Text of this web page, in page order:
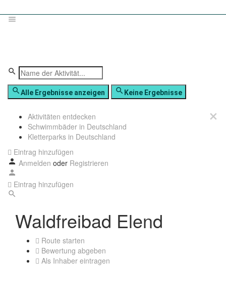
Alle Ergebnisse anzeigen Keine Ergebnisse
Aktivitäten entdecken
Schwimmbäder in Deutschland
Kletterparks in Deutschland
Eintrag hinzufügen
Anmelden oder Registrieren
Eintrag hinzufügen
Waldfreibad Elend
Route starten
Bewertung abgeben
Als Inhaber eintragen